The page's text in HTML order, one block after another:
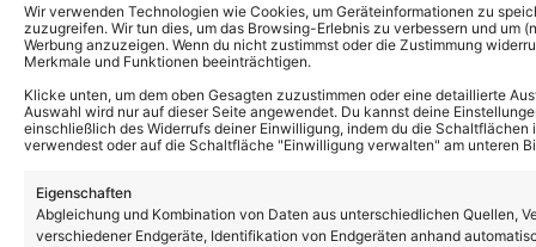
Wir verwenden Technologien wie Cookies, um Geräteinformationen zu
zuzugreifen. Wir tun dies, um das Browsing-Erlebnis zu verbessern und um
Werbung anzuzeigen. Wenn du nicht zustimmst oder die Zustimmung
Merkmale und Funktionen beeinträchtigen.
Klicke unten, um dem oben Gesagten zuzustimmen oder eine detaillierte
Auswahl wird nur auf dieser Seite angewendet. Du kannst deine
einschließlich des Widerrufs deiner Einwilligung, indem du die
verwendest oder auf die Schaltfläche "Einwilligung verwalten" am unteren
Eigenschaften
Abgleichung und Kombination von Daten aus unterschiedlichen Quellen,
verschiedener Endgeräte, Identifikation von Endgeräten anhand